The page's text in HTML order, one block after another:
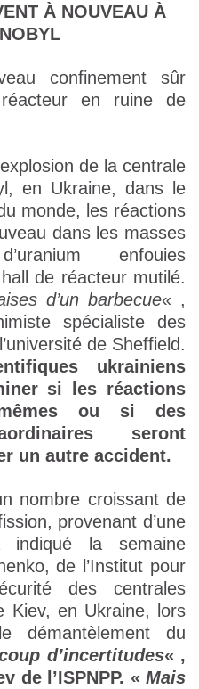
À NOUVEAU À
confinement sûr
en ruine de
de la centrale
en Ukraine, dans le
monde, les réactions
dans les masses
enfouies
de réacteur mutilé.
d’un barbecue« ,
spécialiste des
de Sheffield.
ukrainiens
si les réactions
mêmes ou si des
seront
un autre accident.
nombre croissant de
provenant d’une
indiqué la semaine
de l’Institut pour
des centrales
Kiev, en Ukraine, lors
démantèlement du
d’incertitudes« ,
de l’ISPNPP. « Mais